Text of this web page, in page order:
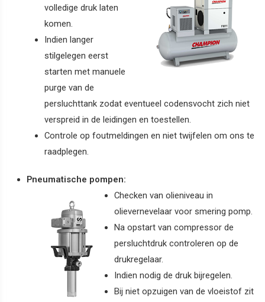
volledige druk laten
komen.
Indien langer
stilgelegen eerst
starten met manuele
purge van de
persluchttank zodat eventueel codensvocht zich niet
verspreid in de leidingen en toestellen.
Controle op foutmeldingen en niet twijfelen om ons te
raadplegen.
Pneumatische pompen:
Checken van olieniveau in
olievernevelaar voor smering pomp.
Na opstart van compressor de
persluchtdruk controleren op de
drukregelaar.
Indien nodig de druk bijregelen.
Bij niet opzuigen van de vloeistof zit